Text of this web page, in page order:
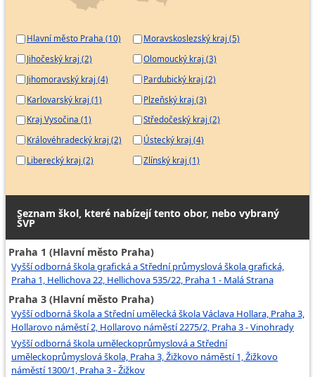
Hlavní město Praha (10)
Jihočeský kraj (2)
Jihomoravský kraj (4)
Karlovarský kraj (1)
Kraj Vysočina (1)
Královéhradecký kraj (2)
Liberecký kraj (2)
Moravskoslezský kraj (5)
Olomoucký kraj (3)
Pardubický kraj (2)
Plzeňský kraj (3)
Středočeský kraj (2)
Ústecký kraj (4)
Zlínský kraj (1)
Seznam škol, které nabízejí tento obor, nebo vybraný
ŠVP
Praha 1 (Hlavní město Praha)
Vyšší odborná škola grafická a Střední průmyslová škola grafická,
Praha 1, Hellichova 22, Hellichova 535/22, Praha 1 - Malá Strana
Praha 3 (Hlavní město Praha)
Vyšší odborná škola a Střední umělecká škola Václava Hollara, Praha 3,
Hollarovo náměstí 2, Hollarovo náměstí 2275/2, Praha 3 - Vinohrady
Vyšší odborná škola uměleckoprůmyslová a Střední
uměleckoprůmyslová škola, Praha 3, Žižkovo náměstí 1, Žižkovo
náměstí 1300/1, Praha 3 - Žižkov